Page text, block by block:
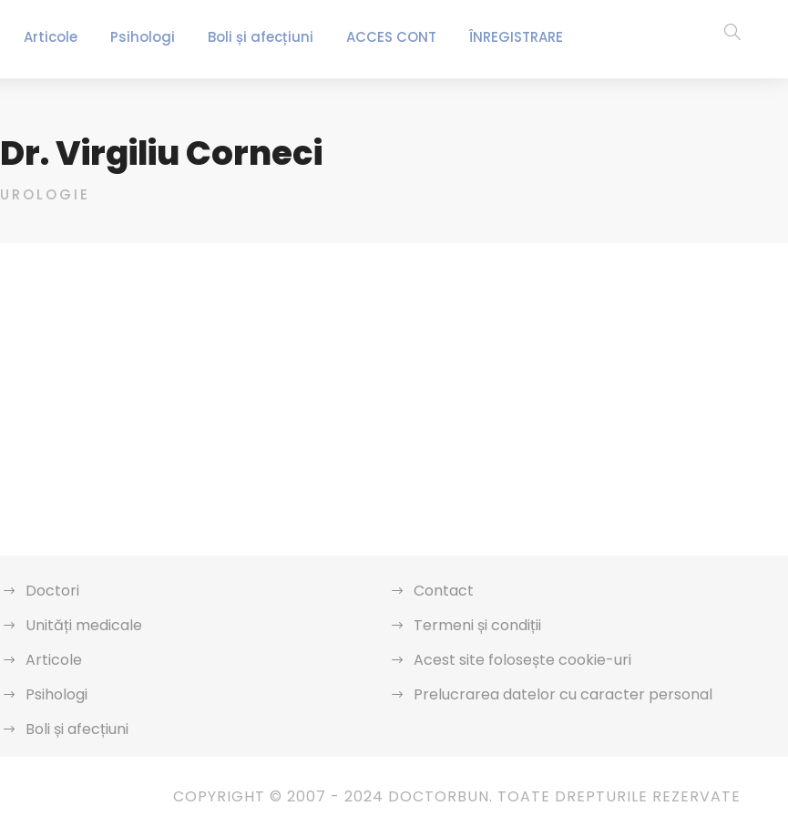
Articole Psihologi Boli și afecțiuni ACCES CONT ÎNREGISTRARE
Dr. Virgiliu Corneci
UROLOGIE
Doctori
Unități medicale
Articole
Psihologi
Boli și afecțiuni
Contact
Termeni și condiții
Acest site folosește cookie-uri
Prelucrarea datelor cu caracter personal
COPYRIGHT © 2007 - 2024 DOCTORBUN. TOATE DREPTURILE REZERVATE